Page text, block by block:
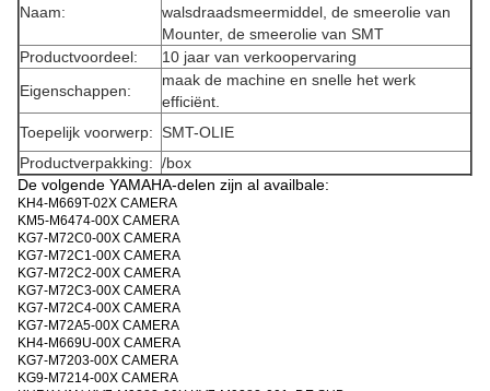
Naam:
walsdraadsmeermiddel, de smeerolie van
Mounter, de smeerolie van SMT
Productvoordeel:
10 jaar van verkoopervaring
Eigenschappen:
maak de machine en snelle het werk
efficiënt.
Toepelijk voorwerp: SMT-OLIE
Productverpakking: /box
De volgende YAMAHA-delen zijn al availbale:
KH4-M669T-02X CAMERA
KM5-M6474-00X CAMERA
KG7-M72C0-00X CAMERA
KG7-M72C1-00X CAMERA
KG7-M72C2-00X CAMERA
KG7-M72C3-00X CAMERA
KG7-M72C4-00X CAMERA
KG7-M72A5-00X CAMERA
KH4-M669U-00X CAMERA
KG7-M7203-00X CAMERA
KG9-M7214-00X CAMERA